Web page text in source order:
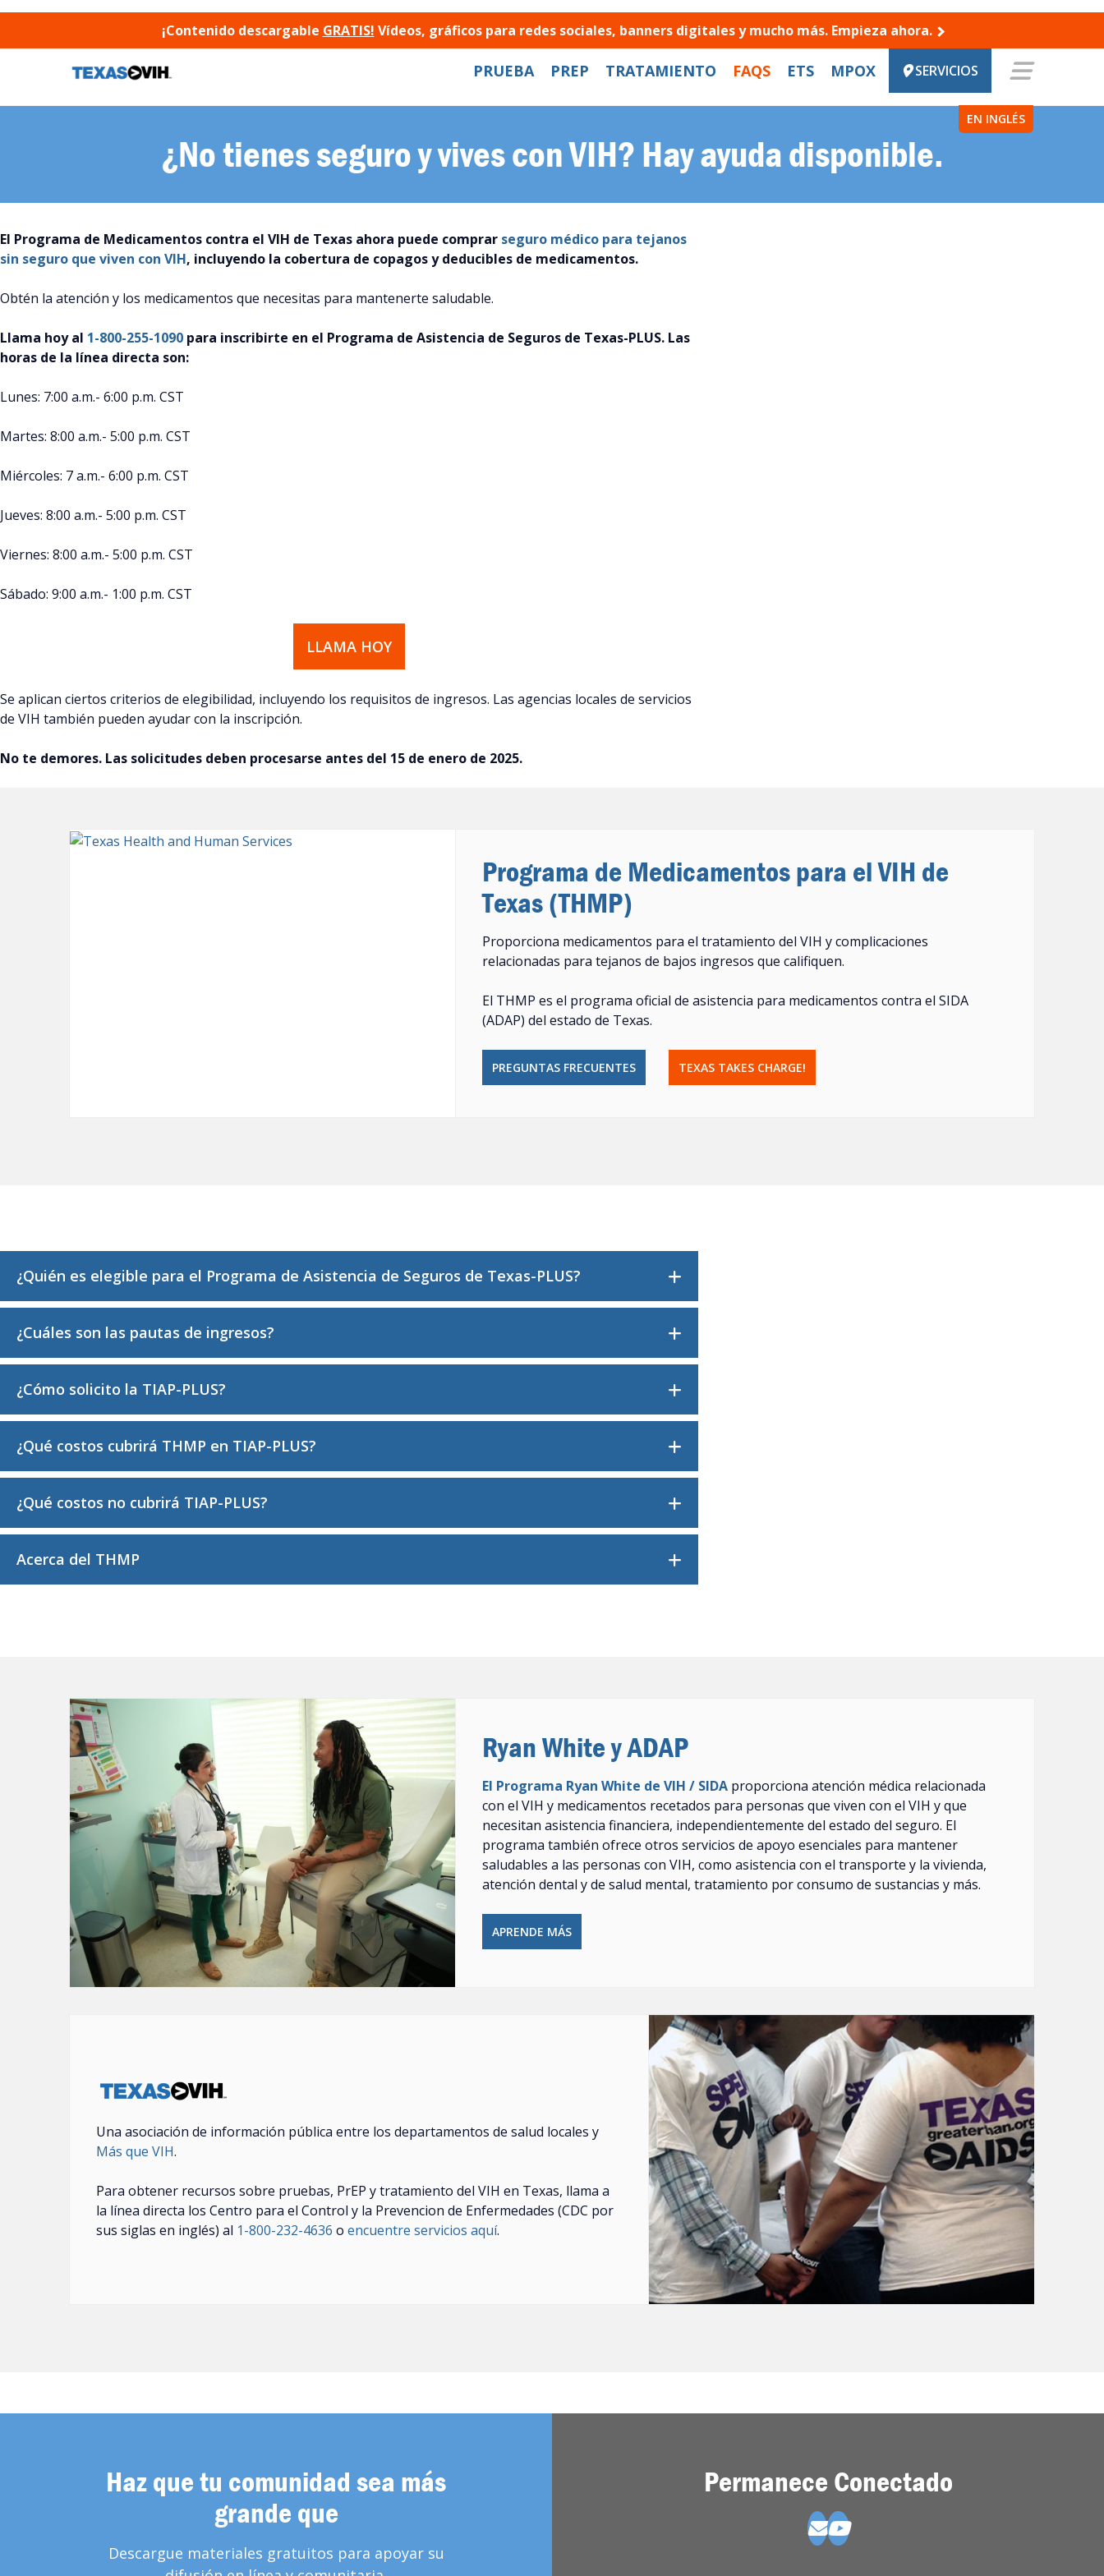
TO CONTENT
¡Contenido descargable GRATIS! Vídeos, gráficos para redes sociales, banners digitales y mucho más. Empieza ahora.
PRUEBA PREP TRATAMIENTO FAQS ETS MPOX SERVICIOS
EN INGLÉS
¿No tienes seguro y vives con VIH? Hay ayuda disponible.
El Programa de Medicamentos contra el VIH de Texas ahora puede comprar seguro médico para tejanos
sin seguro que viven con VIH, incluyendo la cobertura de copagos y deducibles de medicamentos.
Obtén la atención y los medicamentos que necesitas para mantenerte saludable.
Llama hoy al 1-800-255-1090 para inscribirte en el Programa de Asistencia de Seguros de Texas-PLUS. Las
horas de la línea directa son:
Lunes: 7:00 a.m.- 6:00 p.m. CST
Martes: 8:00 a.m.- 5:00 p.m. CST
Miércoles: 7 a.m.- 6:00 p.m. CST
Jueves: 8:00 a.m.- 5:00 p.m. CST
Viernes: 8:00 a.m.- 5:00 p.m. CST
Sábado: 9:00 a.m.- 1:00 p.m. CST
LLAMA HOY
Se aplican ciertos criterios de elegibilidad, incluyendo los requisitos de ingresos. Las agencias locales de servicios
de VIH también pueden ayudar con la inscripción.
No te demores. Las solicitudes deben procesarse antes del 15 de enero de 2025.
Programa de Medicamentos para el VIH de
Texas (THMP)
Proporciona medicamentos para el tratamiento del VIH y complicaciones
relacionadas para tejanos de bajos ingresos que califiquen.
El THMP es el programa oficial de asistencia para medicamentos contra el SIDA
(ADAP) del estado de Texas.
PREGUNTAS FRECUENTES TEXAS TAKES CHARGE!
Preguntas Frecuentes
¿Quién es elegible para el Programa de Asistencia de Seguros de Texas-PLUS?
¿Cuáles son las pautas de ingresos?
¿Cómo solicito la TIAP-PLUS?
¿Qué costos cubrirá THMP en TIAP-PLUS?
¿Qué costos no cubrirá TIAP-PLUS?
Acerca del THMP
Ryan White y ADAP
El Programa Ryan White de VIH / SIDAproporciona atención médica relacionada
con el VIH y medicamentos recetados para personas que viven con el VIH y que
necesitan asistencia financiera, independientemente del estado del seguro. El
programa también ofrece otros servicios de apoyo esenciales para mantener
saludables a las personas con VIH, como asistencia con el transporte y la vivienda,
atención dental y de salud mental, tratamiento por consumo de sustancias y más.
APRENDE MÁS
Una asociación de información pública entre los departamentos de salud locales y
Más que VIH.
Para obtener recursos sobre pruebas, PrEP y tratamiento del VIH en Texas, llama a
la línea directa los Centro para el Control y la Prevencion de Enfermedades (CDC por
sus siglas en inglés) al 1-800-232-4636 o encuentre servicios aquí.
Haz que tu comunidad sea más
grande que
Descargue materiales gratuitos para apoyar su
Permanece Conectado